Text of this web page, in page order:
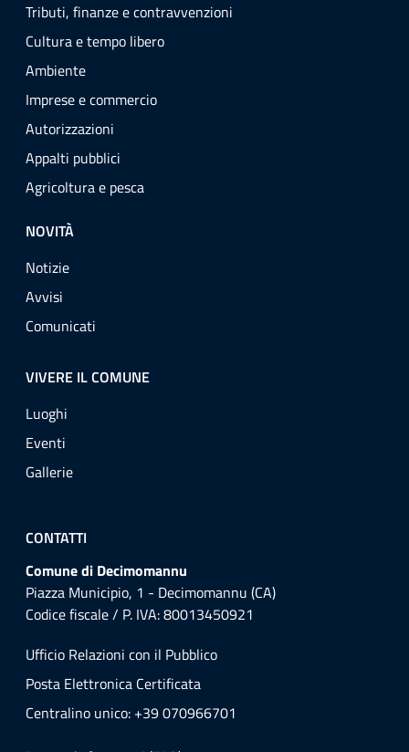
Tributi, finanze e contravvenzioni
Cultura e tempo libero
Ambiente
Imprese e commercio
Autorizzazioni
Appalti pubblici
Agricoltura e pesca
NOVITÀ
Notizie
Avvisi
Comunicati
VIVERE IL COMUNE
Luoghi
Eventi
Gallerie
CONTATTI
Comune di Decimomannu
Piazza Municipio, 1 - Decimomannu (CA)
Codice fiscale / P. IVA: 80013450921
Ufficio Relazioni con il Pubblico
Posta Elettronica Certificata
Centralino unico: +39 070966701